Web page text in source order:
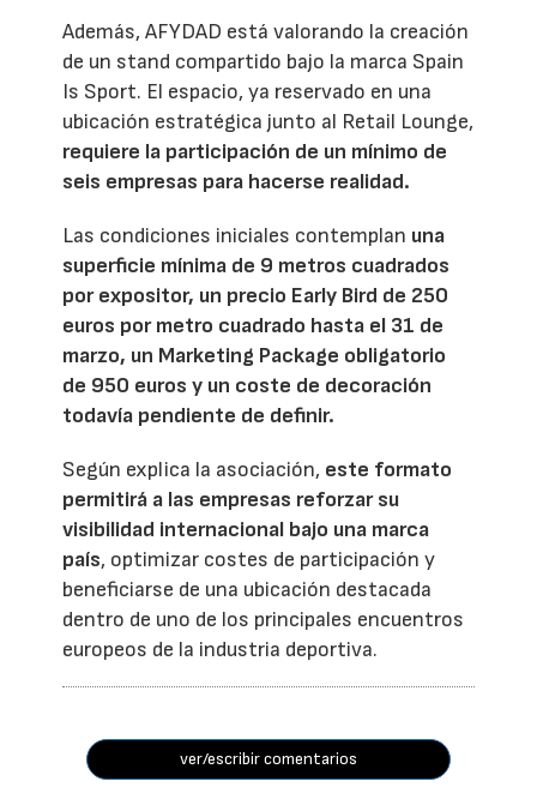
Además, AFYDAD está valorando la creación
de un stand compartido bajo la marca Spain
Is Sport. El espacio, ya reservado en una
ubicación estratégica junto al Retail Lounge,
requiere la participación de un mínimo de
seis empresas para hacerse realidad.
Las condiciones iniciales contemplan una
superficie mínima de 9 metros cuadrados
por expositor, un precio Early Bird de 250
euros por metro cuadrado hasta el 31 de
marzo, un Marketing Package obligatorio
de 950 euros y un coste de decoración
todavía pendiente de definir.
Según explica la asociación, este formato
permitirá a las empresas reforzar su
visibilidad internacional bajo una marca
país, optimizar costes de participación y
beneficiarse de una ubicación destacada
dentro de uno de los principales encuentros
europeos de la industria deportiva.
ver/escribir comentarios